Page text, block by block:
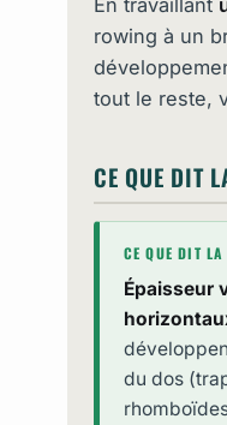
rowing à un
tout le reste,
CE QUE DIT
CE QUE DIT LA
Épaisseur
du dos